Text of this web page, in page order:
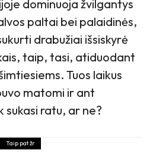
dominuoja žvilgantys
paltai bei palaidinės,
drabužiai išsiskyrė
taip, tasi, atiduodant
Tuos laikus
matomi ir ant
sukasi ratu, ar ne?
Taip pat žr